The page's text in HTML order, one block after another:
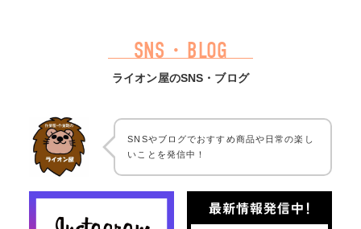
SNS・BLOG
ライオン屋のSNS・ブログ
SNSやブログでおすすめ商品や日常の楽し
いことを発信中！